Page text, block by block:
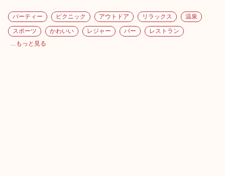
パーティー ピクニック アウトドア リラックス 温泉
スポーツ かわいい レジャー バー
レストラン
…もっと見る